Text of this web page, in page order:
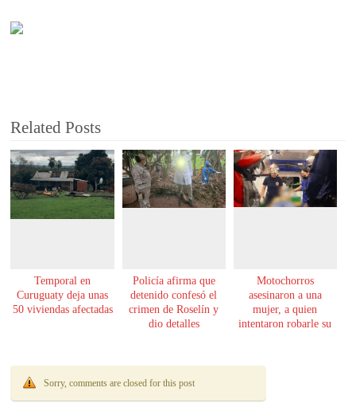
Related Posts
Temporal en
Curuguaty deja unas
50 viviendas afectadas
Policía afirma que
detenido confesó el
crimen de Roselín y
dio detalles
Motochorros
asesinaron a una
mujer, a quien
intentaron robarle su
Sorry, comments are closed for this post